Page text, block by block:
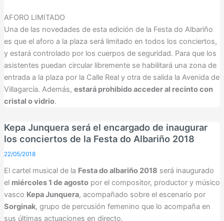
Albariño
AFORO LIMITADO
Una de las novedades de esta edición de la Festa do Albariño
es que el aforo a la plaza será limitado en todos los conciertos,
y estará controlado por los cuerpos de seguridad. Para que los
asistentes puedan circular libremente se habilitará una zona de
entrada a la plaza por la Calle Real y otra de salida la Avenida de
Villagarcía. Además, estará prohibido acceder al recinto con
cristal o vidrio.
Kepa Junquera será el encargado de inaugurar
los conciertos de la Festa do Albariño 2018
22/05/2018
El cartel musical de la Festa do albariño 2018 será inaugurado
el miércoles 1 de agostopor el compositor, productor y músico
vasco Kepa Junquera, acompañado sobre el escenario por
Sorginak, grupo de percusión femenino que lo acompaña en
sus últimas actuaciones en directo.